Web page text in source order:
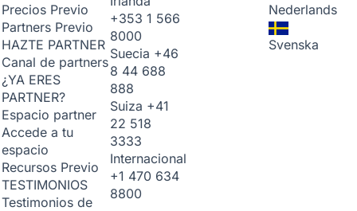
Precios Previo
Partners Previo
HAZTE PARTNER
Canal de partners
¿YA ERES
PARTNER?
Espacio partner
Accede a tu
espacio
Recursos Previo
TESTIMONIOS
Testimonios de
+353 1 566
8000
Suecia +46
8 44 688
888
Suiza +41
22 518
3333
Internacional
+1 470 634
8800
Nederlands
Svenska